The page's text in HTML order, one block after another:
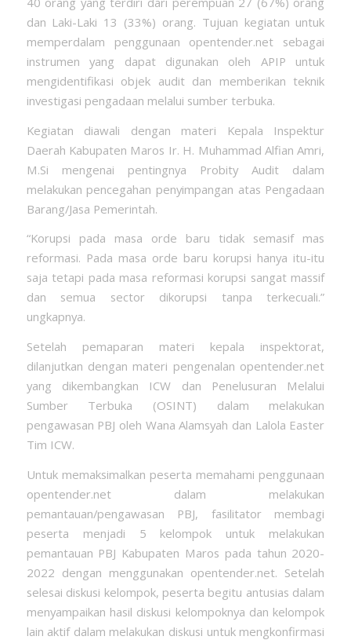
dan Laki-Laki 13 (33%) orang. Tujuan kegiatan untuk
memperdalam penggunaan opentender.net sebagai
instrumen yang dapat digunakan oleh APIP untuk
mengidentifikasi objek audit dan memberikan teknik
investigasi pengadaan melalui sumber terbuka.
Kegiatan diawali dengan materi Kepala Inspektur
Daerah Kabupaten Maros Ir. H. Muhammad Alfian Amri,
M.Si mengenai pentingnya Probity Audit dalam
melakukan pencegahan penyimpangan atas Pengadaan
Barang/Jasa Pemerintah.
“Korupsi pada masa orde baru tidak semasif mas
reformasi. Pada masa orde baru korupsi hanya itu-itu
saja tetapi pada masa reformasi korupsi sangat massif
dan semua sector dikorupsi tanpa terkecuali.”
ungkapnya.
Setelah pemaparan materi kepala inspektorat,
dilanjutkan dengan materi pengenalan opentender.net
yang dikembangkan ICW dan Penelusuran Melalui
Sumber Terbuka (OSINT) dalam melakukan
pengawasan PBJ oleh Wana Alamsyah dan Lalola Easter
Tim ICW.
Untuk memaksimalkan peserta memahami penggunaan
opentender.net dalam melakukan
pemantauan/pengawasan PBJ, fasilitator membagi
peserta menjadi 5 kelompok untuk melakukan
pemantauan PBJ Kabupaten Maros pada tahun 2020-
2022 dengan menggunakan opentender.net. Setelah
selesai diskusi kelompok, peserta begitu antusias dalam
menyampaikan hasil diskusi kelompoknya dan kelompok
lain aktif dalam melakukan diskusi untuk mengkonfirmasi